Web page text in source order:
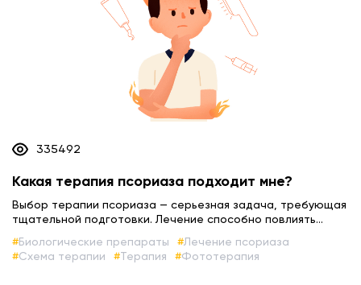
335492
Какая терапия псориаза подходит мне?
Выбор терапии псориаза — серьезная задача, требующая
тщательной подготовки. Лечение способно повлиять...
Биологические препараты
Лечение псориаза
Схема терапии
Терапия Фототерапия